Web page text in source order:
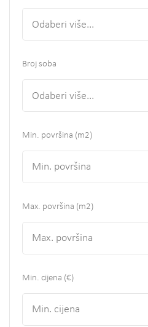
Odaberi više...
Broj soba
Odaberi više...
Min. površina (m2)
Max. površina (m2)
Min. cijena (€)